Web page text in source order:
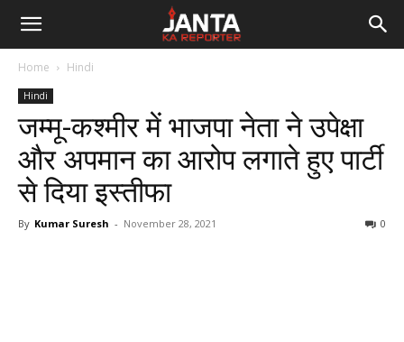
Janta
Reporter
Home Hindi
Hindi
जम्मू-कश्मीर में भाजपा नेता ने उपेक्षा
और अपमान का आरोप लगाते हुए पार्टी
से दिया इस्तीफा
By Kumar Suresh - November 28, 2021 0